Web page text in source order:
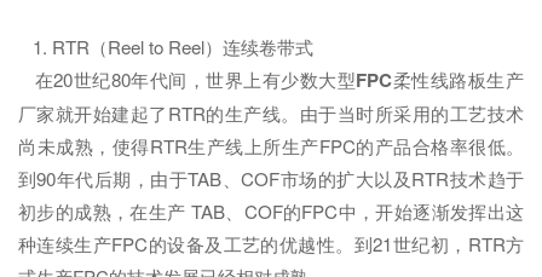
1. RTR（Reel to Reel）连续卷带式
在20世纪80年代间，世界上有少数大型FPC柔性线路板生产
厂家就开始建起了RTR的生产线。由于当时所采用的工艺技术
尚未成熟，使得RTR生产线上所生产FPC的产品合格率很低。
到90年代后期，由于TAB、COF市场的扩大以及RTR技术趋于
初步的成熟，在生产 TAB、COF的FPC中，开始逐渐发挥出这
种连续生产FPC的设备及工艺的优越性。到21世纪初，RTR方